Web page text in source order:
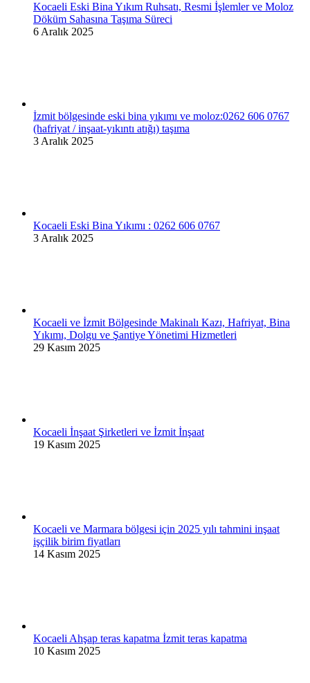
Kocaeli Eski Bina Yıkım Ruhsatı, Resmi İşlemler ve Moloz
Döküm Sahasına Taşıma Süreci
6 Aralık 2025
İzmit bölgesinde eski bina yıkımı ve moloz:0262 606 0767
(hafriyat / inşaat-yıkıntı atığı) taşıma
3 Aralık 2025
Kocaeli Eski Bina Yıkımı : 0262 606 0767
3 Aralık 2025
Kocaeli ve İzmit Bölgesinde Makinalı Kazı, Hafriyat, Bina
Yıkımı, Dolgu ve Şantiye Yönetimi Hizmetleri
29 Kasım 2025
Kocaeli İnşaat Şirketleri ve İzmit İnşaat
19 Kasım 2025
Kocaeli ve Marmara bölgesi için 2025 yılı tahmini inşaat
işçilik birim fiyatları
14 Kasım 2025
Kocaeli Ahşap teras kapatma İzmit teras kapatma
10 Kasım 2025